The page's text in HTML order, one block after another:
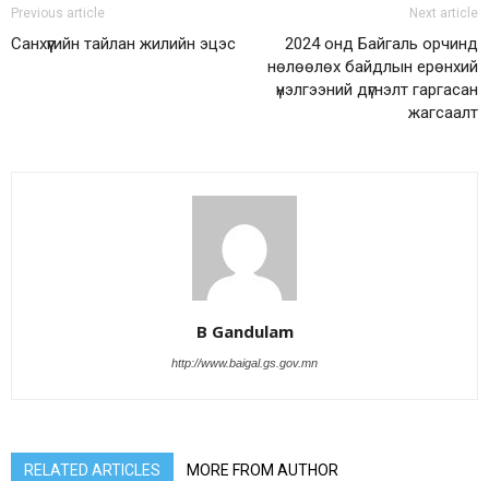
Previous article
Санхүүгийн тайлан жилийн эцэс
Next article
2024 онд Байгаль орчинд
нөлөөлөх байдлын ерөнхий
үнэлгээний дүгнэлт гаргасан
жагсаалт
B Gandulam
http://www.baigal.gs.gov.mn
RELATED ARTICLES MORE FROM AUTHOR